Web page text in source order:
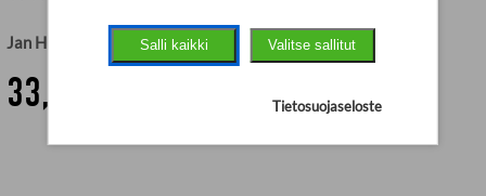
Jan Hulsen Menke Steenbergen
33,10 €
Salli kaikki Valitse sallitut
Tietosuojaseloste